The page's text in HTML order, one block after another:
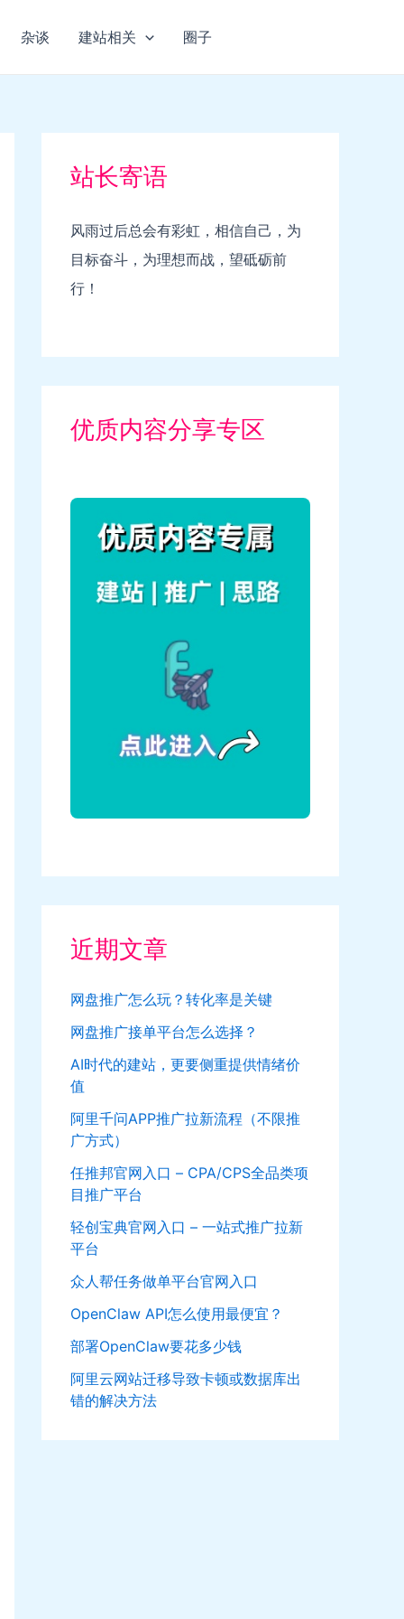
杂谈 建站相关 圈子
站长寄语
风雨过后总会有彩虹，相信自己，为
目标奋斗，为理想而战，望砥砺前
行！
优质内容分享专区
近期文章
网盘推广怎么玩？转化率是关键
网盘推广接单平台怎么选择？
AI时代的建站，更要侧重提供情绪价
值
阿里千问APP推广拉新流程（不限推
广方式）
任推邦官网入口 – CPA/CPS全品类项
目推广平台
轻创宝典官网入口 – 一站式推广拉新
平台
众人帮任务做单平台官网入口
OpenClaw API怎么使用最便宜？
部署OpenClaw要花多少钱
阿里云网站迁移导致卡顿或数据库出
错的解决方法